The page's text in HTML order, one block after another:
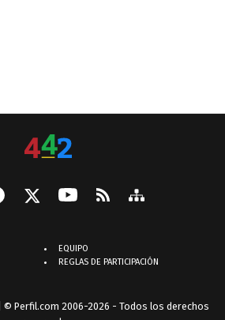
EQUIPO
REGLAS DE PARTICIPACIÓN
| © Perfil.com 2006-2026 - Todos los derechos